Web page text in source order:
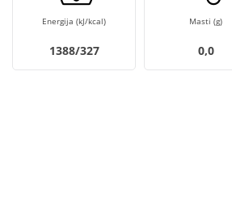
Energija (kJ/kcal)
1388/327
Masti (g)
0,0